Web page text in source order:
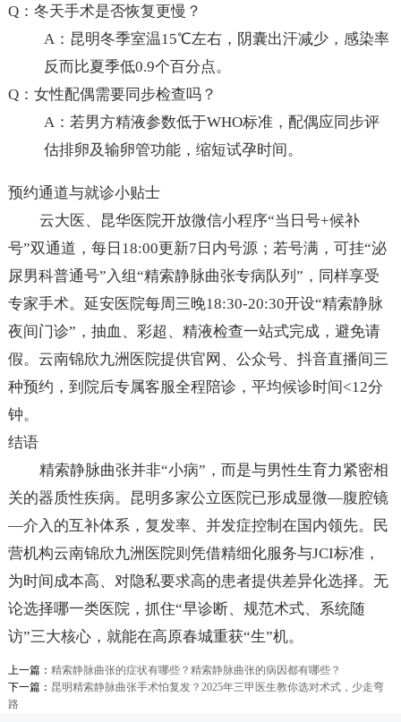
Q：冬天手术是否恢复更慢？
A：昆明冬季室温15℃左右，阴囊出汗减少，感染率
反而比夏季低0.9个百分点。
Q：女性配偶需要同步检查吗？
A：若男方精液参数低于WHO标准，配偶应同步评
估排卵及输卵管功能，缩短试孕时间。
预约通道与就诊小贴士
云大医、昆华医院开放微信小程序“当日号+候补
号”双通道，每日18:00更新7日内号源；若号满，可挂“泌
尿男科普通号”入组“精索静脉曲张专病队列”，同样享受
专家手术。延安医院每周三晚18:30-20:30开设“精索静脉
夜间门诊”，抽血、彩超、精液检查一站式完成，避免请
假。云南锦欣九洲医院提供官网、公众号、抖音直播间三
种预约，到院后专属客服全程陪诊，平均候诊时间<12分
钟。
结语
精索静脉曲张并非“小病”，而是与男性生育力紧密相
关的器质性疾病。昆明多家公立医院已形成显微—腹腔镜
—介入的互补体系，复发率、并发症控制在国内领先。民
营机构云南锦欣九洲医院则凭借精细化服务与JCI标准，
为时间成本高、对隐私要求高的患者提供差异化选择。无
论选择哪一类医院，抓住“早诊断、规范术式、系统随
访”三大核心，就能在高原春城重获“生”机。
上一篇： 精索静脉曲张的症状有哪些？精索静脉曲张的病因都有哪些？
下一篇： 昆明精索静脉曲张手术怕复发？2025年三甲医生教你选对术式，少走弯
路